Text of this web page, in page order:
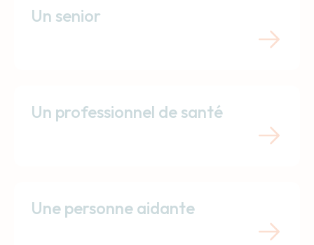
Un senior
Un professionnel de santé
Une personne aidante